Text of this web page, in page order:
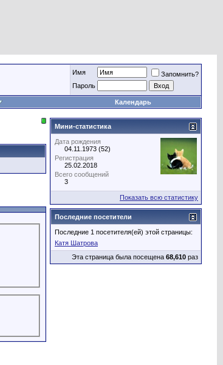
Имя
Запомнить?
Пароль
Календарь
Мини-статистика
Дата рождения
04.11.1973 (52)
Регистрация
25.02.2018
Всего сообщений
3
Показать всю статистику
Последние посетители
Последние 1 посетителя(ей) этой страницы:
Катя Шатрова
Эта страница была посещена 68,610 раз